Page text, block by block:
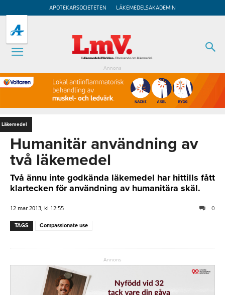
APOTEKARSOCIETETEN LÄKEMEDELSAKADEMIN
Annons
Läkemedel
Humanitär användning av
två läkemedel
Två ännu inte godkända läkemedel har hittills fått
klartecken för användning av humanitära skäl.
12 mar 2013, kl 12:55 0
TAGS Compassionate use
Annons